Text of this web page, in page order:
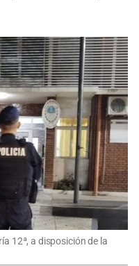
12ª, a disposición de la